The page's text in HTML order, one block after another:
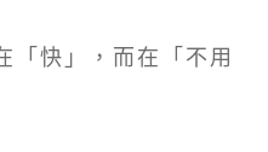
「快」，而在「不用